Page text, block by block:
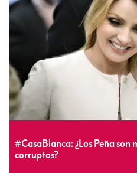
#CasaBlanca: ¿Los Peña son
corruptos?